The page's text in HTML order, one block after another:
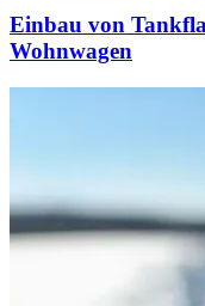
Einbau von
Wohnwagen